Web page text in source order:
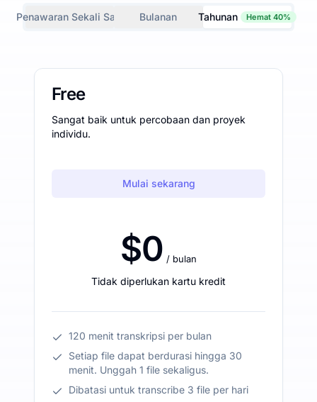
Penawaran Sekali Saja Bulanan Tahunan Hemat 40%
Free
Sangat baik untuk percobaan dan proyek
individu.
Mulai sekarang
$0 / bulan
Tidak diperlukan kartu kredit
120 menit transkripsi per bulan
Setiap file dapat berdurasi hingga 30
menit. Unggah 1 file sekaligus.
Dibatasi untuk transcribe 3 file per hari